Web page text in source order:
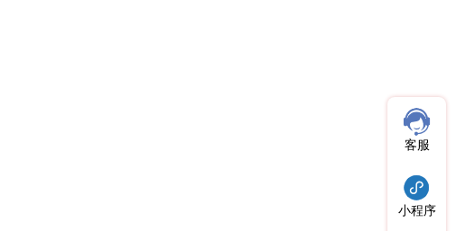
客服
小程序